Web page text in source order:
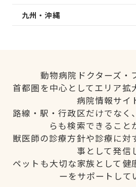
九州・沖縄
動物病院ドクターズ・
首都圏を中心としてエリア拡
病院情報サイ
路線・駅・行政区だけでなく
らも検索できること
獣医師の診療方針や診療に対
事として発信
ペットも大切な家族として健
ーをサポートして